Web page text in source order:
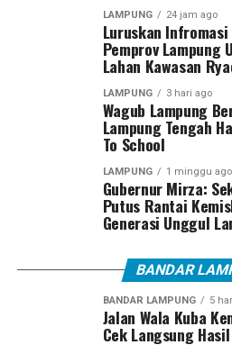
LAMPUNG 24 jam ago
Luruskan
Pemprov Lampung
Lahan Kawasan
LAMPUNG 3 hari ago
Wagub Lampung
Lampung Tengah
To School
LAMPUNG 1 minggu ago
Gubernur Mirza:
Putus Rantai
Generasi Unggul
BANDAR
BANDAR LAMPUNG 5
Jalan Wala Kuba
Cek Langsung